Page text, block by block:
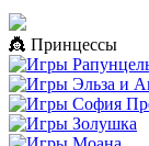
👸 Принцессы